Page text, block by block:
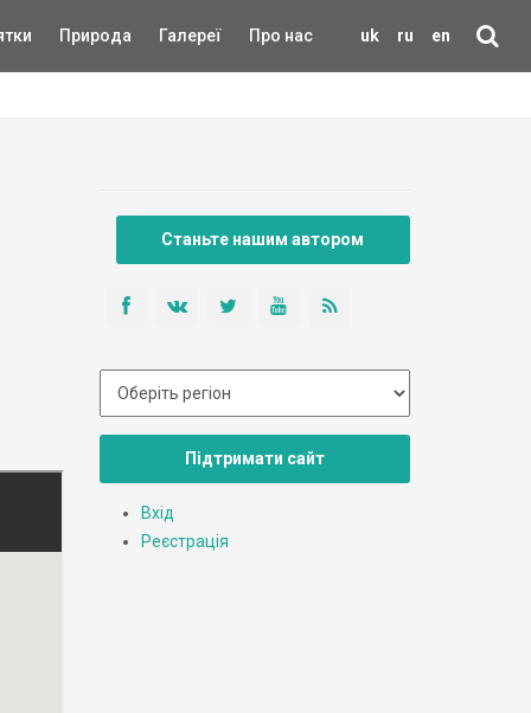
uk ru en
Природа Галереї Про нас
Станьте нашим автором
Підтримати сайт
Вхід
Реєстрація